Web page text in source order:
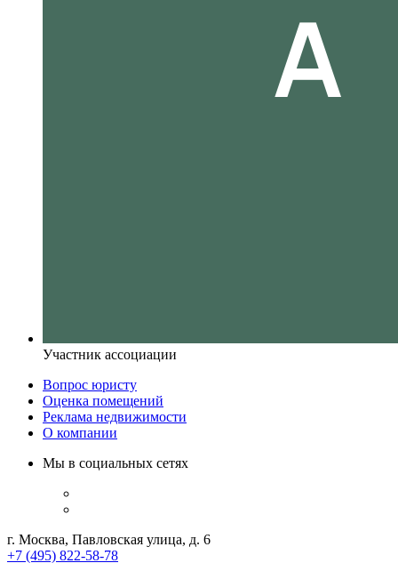
Участник ассоциации
Вопрос юристу
Оценка помещений
Реклама недвижимости
О компании
Мы в социальных сетях
г. Москва, Павловская улица, д. 6
+7 (495) 822-58-78